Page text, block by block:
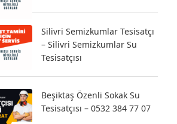
Silivri Semizkumlar Tesisatçı
– Silivri Semizkumlar Su
Tesisatçısı
Beşiktaş Özenli Sokak Su
Tesisatçısı – 0532 384 77 07